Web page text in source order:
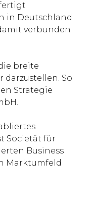
in Deutschland
verbunden
breite
So
Strategie
Societät für
Business
Marktumfeld